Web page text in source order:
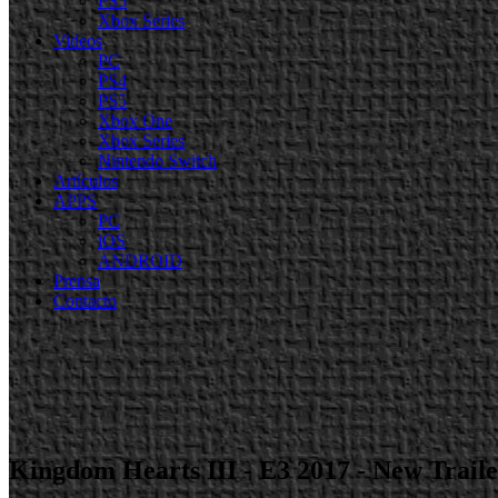
Xbox Series
Videos
PC
PS4
PS5
Xbox One
Xbox Series
Nintendo Switch
Artículos
APPS
PC
iOS
ANDROID
Prensa
Contacto
Kingdom Hearts III - E3 2017 - New